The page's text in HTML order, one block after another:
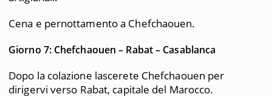
Cena e pernottamento a Chefchaouen.
Giorno 7: Chefchaouen – Rabat – Casablanca
Dopo la colazione lascerete Chefchaouen per
dirigervi verso Rabat, capitale del Marocco.